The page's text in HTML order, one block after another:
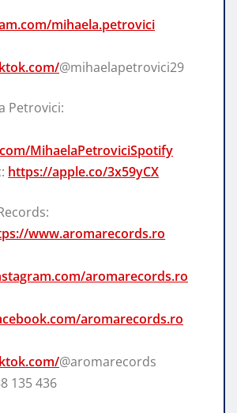
mihaela.petrovici
@mihaelapetrovici29
Petrovici:
MihaelaPetroviciSpotify
https://apple.co/3x59yCX
www.aromarecords.ro
aromarecords.ro
aromarecords.ro
@aromarecords
135 436